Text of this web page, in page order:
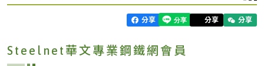
分享 分享 分享
Steelnet華文專業鋼鐵網會員